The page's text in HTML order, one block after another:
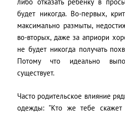
будет никогда. Во-первых,
максимально размыты,
во-вторых, даже за априори
не будет никогда получать
Потому что идеально
существует.
Часто родительское влияние
одежды: "Кто же тебе